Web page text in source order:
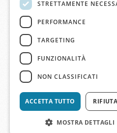
STRETTAMENTE
PERFORMANCE
TARGETING
FUNZIONALITÀ
NON CLASSIFICATI
ACCETTA TUTTO
MOSTRA DETTAGLI